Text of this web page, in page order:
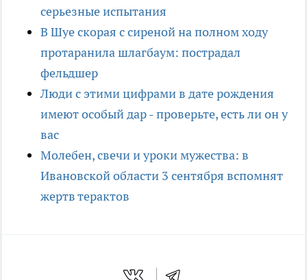
серьезные испытания
В Шуе скорая с сиреной на полном ходу
протаранила шлагбаум: пострадал
фельдшер
Люди с этими цифрами в дате рождения
имеют особый дар - проверьте, есть ли он у
вас
Молебен, свечи и уроки мужества: в
Ивановской области 3 сентября вспомнят
жертв терактов